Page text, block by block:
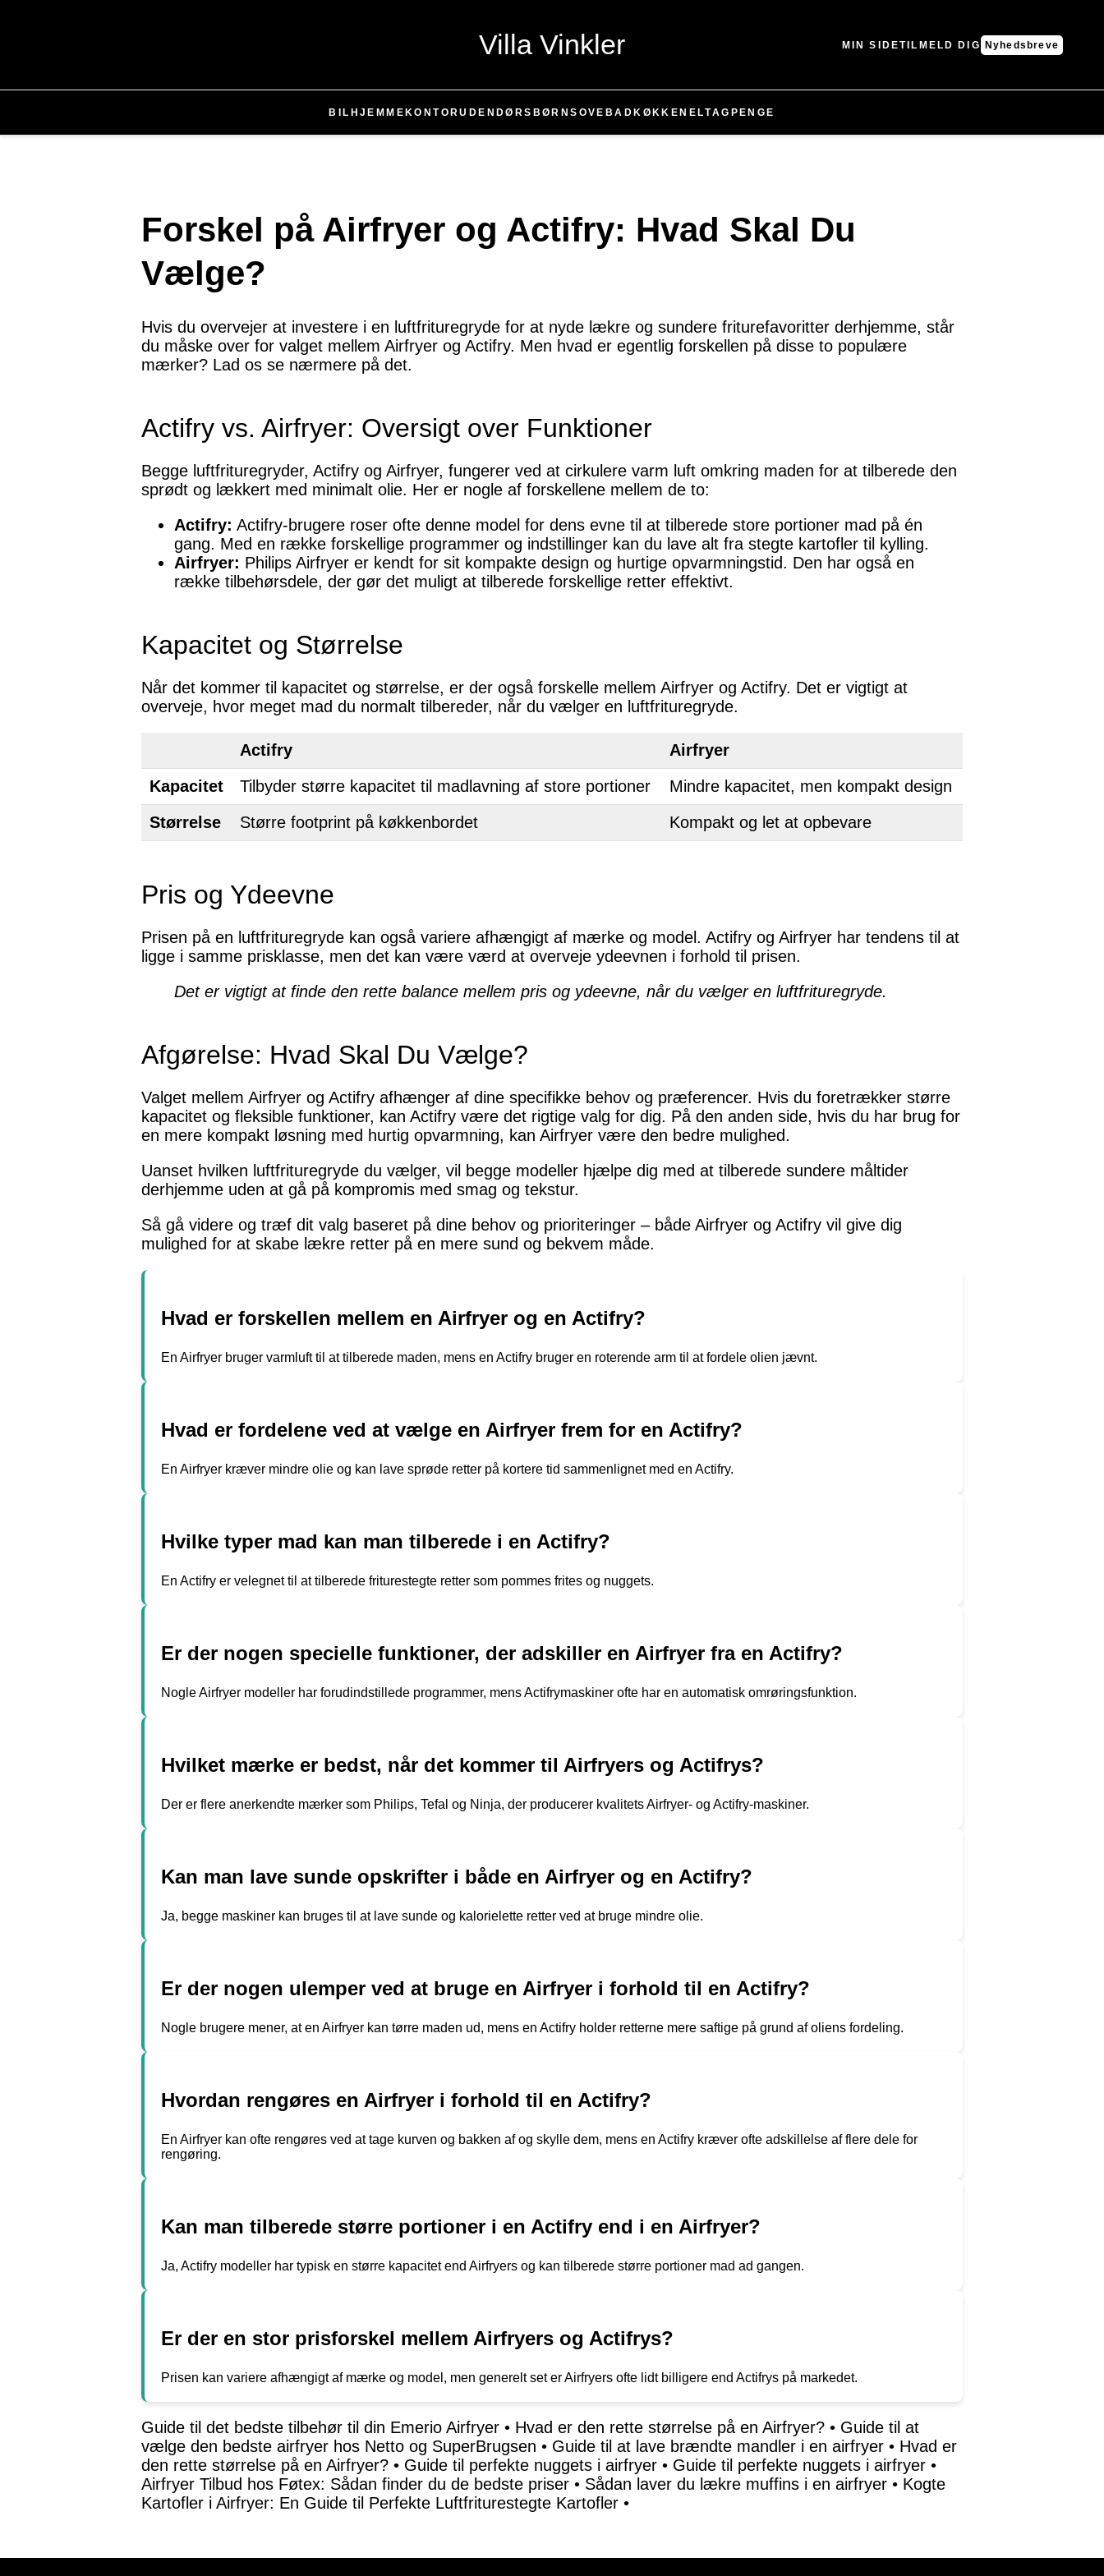
Villa Vinkler MIN SIDETILMELD DIG Nyhedsbreve
BIL HJEMMEKONTORUDENDØRS BØRNSOVE BAD KØKKEN ELTAG PENGE
Forskel på Airfryer og Actifry: Hvad Skal Du
Vælge?
Hvis du overvejer at investere i en luftfrituregryde for at nyde lækre og sundere friturefavoritter derhjemme, står
du måske over for valget mellem Airfryer og Actifry. Men hvad er egentlig forskellen på disse to populære
mærker? Lad os se nærmere på det.
Actifry vs. Airfryer: Oversigt over Funktioner
Begge luftfrituregryder, Actifry og Airfryer, fungerer ved at cirkulere varm luft omkring maden for at tilberede den
sprødt og lækkert med minimalt olie. Her er nogle af forskellene mellem de to:
Actifry: Actifry-brugere roser ofte denne model for dens evne til at tilberede store portioner mad på én
gang. Med en række forskellige programmer og indstillinger kan du lave alt fra stegte kartofler til kylling.
Airfryer: Philips Airfryer er kendt for sit kompakte design og hurtige opvarmningstid. Den har også en
række tilbehørsdele, der gør det muligt at tilberede forskellige retter effektivt.
Kapacitet og Størrelse
Når det kommer til kapacitet og størrelse, er der også forskelle mellem Airfryer og Actifry. Det er vigtigt at
overveje, hvor meget mad du normalt tilbereder, når du vælger en luftfrituregryde.
Actifry
Airfryer
Kapacitet
Tilbyder større kapacitet til madlavning af store portioner
Mindre kapacitet, men kompakt design
Størrelse
Større footprint på køkkenbordet Kompakt og let at opbevare
Pris og Ydeevne
Prisen på en luftfrituregryde kan også variere afhængigt af mærke og model. Actifry og Airfryer har tendens til at
ligge i samme prisklasse, men det kan være værd at overveje ydeevnen i forhold til prisen.
Det er vigtigt at finde den rette balance mellem pris og ydeevne, når du vælger en luftfrituregryde.
Afgørelse: Hvad Skal Du Vælge?
Valget mellem Airfryer og Actifry afhænger af dine specifikke behov og præferencer. Hvis du foretrækker større
kapacitet og fleksible funktioner, kan Actifry være det rigtige valg for dig. På den anden side, hvis du har brug for
en mere kompakt løsning med hurtig opvarmning, kan Airfryer være den bedre mulighed.
Uanset hvilken luftfrituregryde du vælger, vil begge modeller hjælpe dig med at tilberede sundere måltider
derhjemme uden at gå på kompromis med smag og tekstur.
Så gå videre og træf dit valg baseret på dine behov og prioriteringer – både Airfryer og Actifry vil give dig
mulighed for at skabe lækre retter på en mere sund og bekvem måde.
Hvad er forskellen mellem en Airfryer og en Actifry?
En Airfryer bruger varmluft til at tilberede maden, mens en Actifry bruger en roterende arm til at fordele olien jævnt.
Hvad er fordelene ved at vælge en Airfryer frem for en Actifry?
En Airfryer kræver mindre olie og kan lave sprøde retter på kortere tid sammenlignet med en Actifry.
Hvilke typer mad kan man tilberede i en Actifry?
En Actifry er velegnet til at tilberede friturestegte retter som pommes frites og nuggets.
Er der nogen specielle funktioner, der adskiller en Airfryer fra en Actifry?
Nogle Airfryer modeller har forudindstillede programmer, mens Actifrymaskiner ofte har en automatisk omrøringsfunktion.
Hvilket mærke er bedst, når det kommer til Airfryers og Actifrys?
Der er flere anerkendte mærker som Philips, Tefal og Ninja, der producerer kvalitets Airfryer- og Actifry-maskiner.
Kan man lave sunde opskrifter i både en Airfryer og en Actifry?
Ja, begge maskiner kan bruges til at lave sunde og kalorielette retter ved at bruge mindre olie.
Er der nogen ulemper ved at bruge en Airfryer i forhold til en Actifry?
Nogle brugere mener, at en Airfryer kan tørre maden ud, mens en Actifry holder retterne mere saftige på grund af oliens fordeling.
Hvordan rengøres en Airfryer i forhold til en Actifry?
En Airfryer kan ofte rengøres ved at tage kurven og bakken af og skylle dem, mens en Actifry kræver ofte adskillelse af flere dele for
rengøring.
Kan man tilberede større portioner i en Actifry end i en Airfryer?
Ja, Actifry modeller har typisk en større kapacitet end Airfryers og kan tilberede større portioner mad ad gangen.
Er der en stor prisforskel mellem Airfryers og Actifrys?
Prisen kan variere afhængigt af mærke og model, men generelt set er Airfryers ofte lidt billigere end Actifrys på markedet.
Guide til det bedste tilbehør til din Emerio Airfryer • Hvad er den rette størrelse på en Airfryer? • Guide til at
vælge den bedste airfryer hos Netto og SuperBrugsen • Guide til at lave brændte mandler i en airfryer • Hvad er
den rette størrelse på en Airfryer? • Guide til perfekte nuggets i airfryer • Guide til perfekte nuggets i airfryer •
Airfryer Tilbud hos Føtex: Sådan finder du de bedste priser • Sådan laver du lækre muffins i en airfryer • Kogte
Kartofler i Airfryer: En Guide til Perfekte Luftfriturestegte Kartofler •